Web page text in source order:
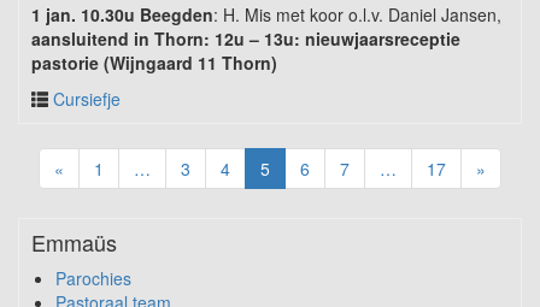
1 jan. 10.30u Beegden: H. Mis met koor o.l.v. Daniel Jansen,
aansluitend in Thorn: 12u – 13u: nieuwjaarsreceptie
pastorie (Wijngaard 11 Thorn)
Cursiefje
« 1 … 3 4 5 6 7 … 17 »
Emmaüs
Parochies
Pastoraal team